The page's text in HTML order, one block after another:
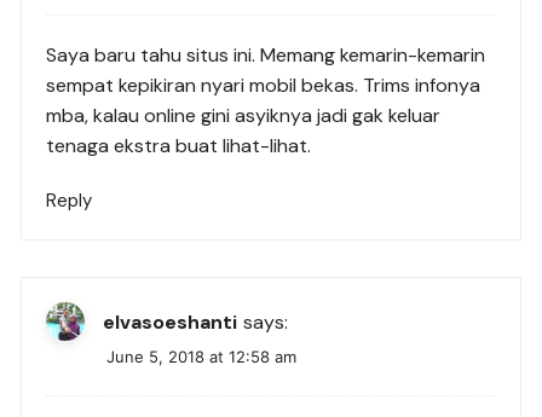
Saya baru tahu situs ini. Memang kemarin-kemarin
sempat kepikiran nyari mobil bekas. Trims infonya
mba, kalau online gini asyiknya jadi gak keluar
tenaga ekstra buat lihat-lihat.
Reply
elvasoeshanti says:
June 5, 2018 at 12:58 am